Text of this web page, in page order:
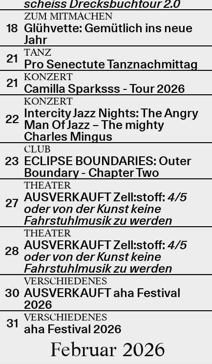
scheiss Drecksbuchtour 2.0
18
ZUM MITMACHEN
Glühvette: Gemütlich ins neue
Jahr
21 TANZ
Pro Senectute Tanznachmittag
21 KONZERT
Camilla Sparksss - Tour 2026
22
KONZERT
Intercity Jazz Nights: The Angry
Man Of Jazz – The mighty
Charles Mingus
23
CLUB
ECLIPSE BOUNDARIES: Outer
Boundary - Chapter Two
27
THEATER
AUSVERKAUFT Zell:stoff: 4/5
oder von der Kunst keine
Fahrstuhlmusik zu werden
28
THEATER
AUSVERKAUFT Zell:stoff: 4/5
oder von der Kunst keine
Fahrstuhlmusik zu werden
30
VERSCHIEDENES
AUSVERKAUFT aha Festival
2026
31 VERSCHIEDENES
aha Festival 2026
Februar 2026